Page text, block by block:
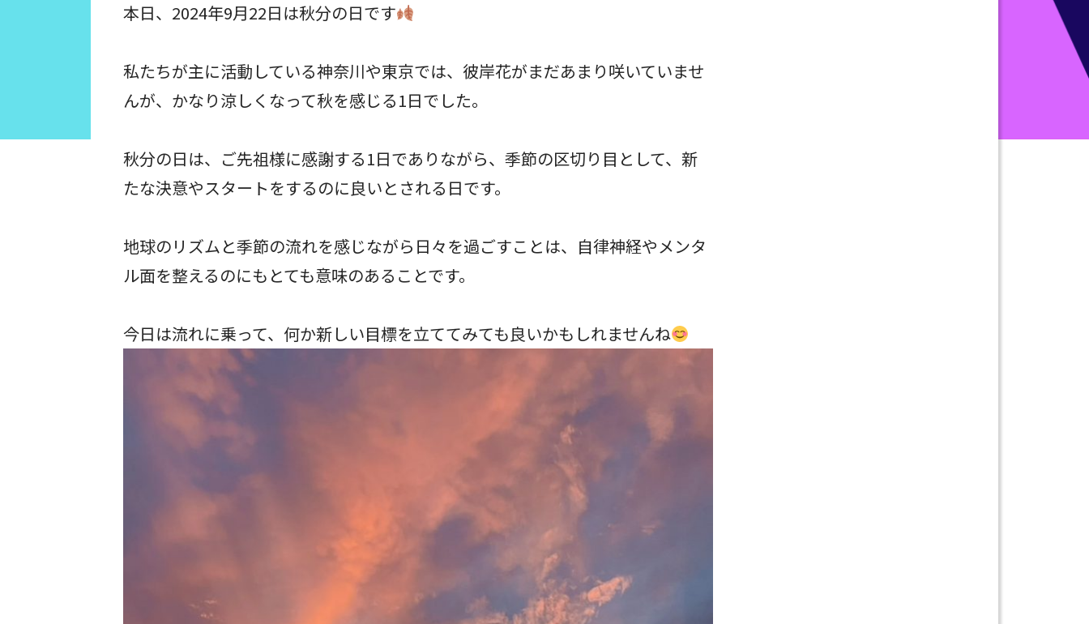
本日、2024年9月22日は秋分の日です
私たちが主に活動している神奈川や東京では、彼岸花がまだあまり咲いていませ
んが、かなり涼しくなって秋を感じる1日でした。
秋分の日は、ご先祖様に感謝する1日でありながら、季節の区切り目として、新
たな決意やスタートをするのに良いとされる日です。
地球のリズムと季節の流れを感じながら日々を過ごすことは、自律神経やメンタ
ル面を整えるのにもとても意味のあることです。
今日は流れに乗って、何か新しい目標を立ててみても良いかもしれませんね